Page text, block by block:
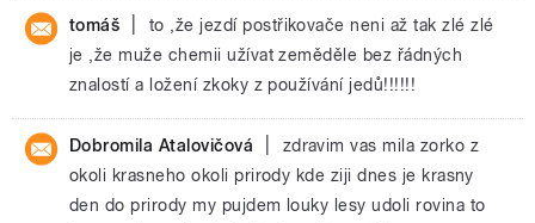
tomáš
to ,že jezdí postřikovače neni až tak zlé zlé
je ,že muže chemii užívat zeměděle bez řádných
znalostí a ložení zkoky z používání jedů!!!!!!
Dobromila Atalovičová
zdravim vas mila zorko z
okoli krasneho okoli prirody kde ziji dnes je krasny
den do prirody my pujdem louky lesy udoli rovina to